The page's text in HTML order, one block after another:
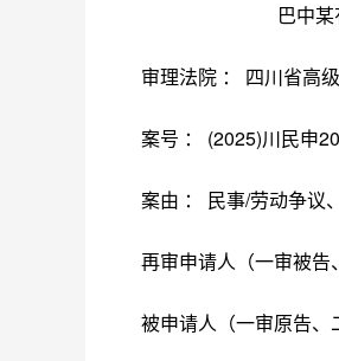
巴中
审理法院 ： 四川省高
案号 ： (2025)川民
案由 ： 民事/劳动争
再审申请人（一审被告
被申请人（一审原告、